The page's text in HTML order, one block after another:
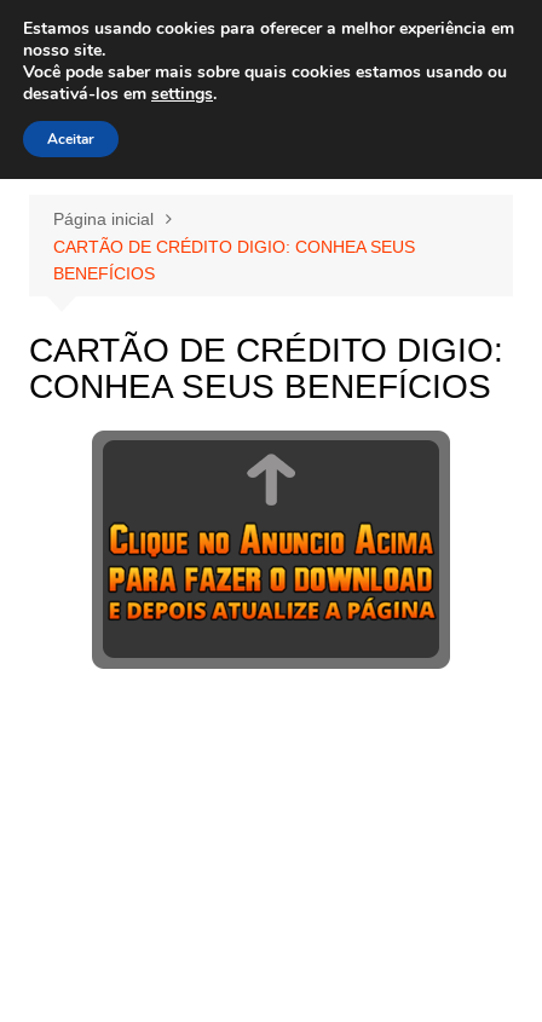
para
conteúdo
Wiley Wales
corais algas e vida marinha
Página inicial
CARTÃO DE CRÉDITO DIGIO: CONHEA SEUS
BENEFÍCIOS
CARTÃO DE CRÉDITO DIGIO:
CONHEA SEUS BENEFÍCIOS
Estamos usando cookies para oferecer a melhor experiência em
nosso site.
Você pode saber mais sobre quais cookies estamos usando ou
desativá-los em settings.
Aceitar